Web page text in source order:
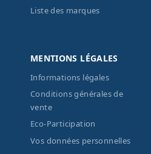
Liste des marques
MENTIONS LÉGALES
Informations légales
Conditions générales de
vente
Eco-Participation
Vos données personnelles